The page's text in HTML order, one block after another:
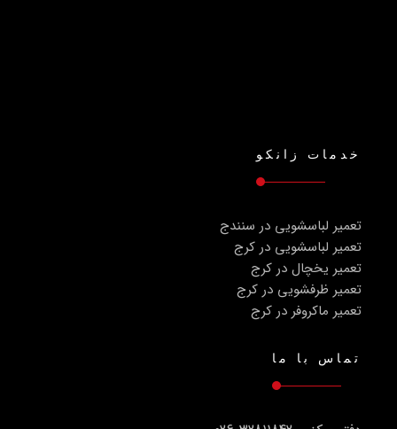
خدمات زانکو
تعمیر لباسشویی در سنندج
تعمیر لباسشویی در کرج
تعمیر یخچال در کرج
تعمیر ظرفشویی در کرج
تعمیر ماکروفر در کرج
تماس با ما